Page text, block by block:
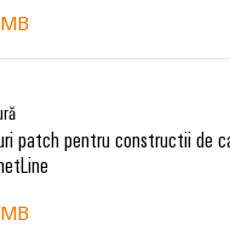
patch pentru constructii de